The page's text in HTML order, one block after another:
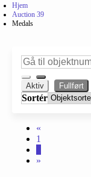
Hjem
Auction 39
Medals
Aktiv Fullført
Sortér
«
1
»